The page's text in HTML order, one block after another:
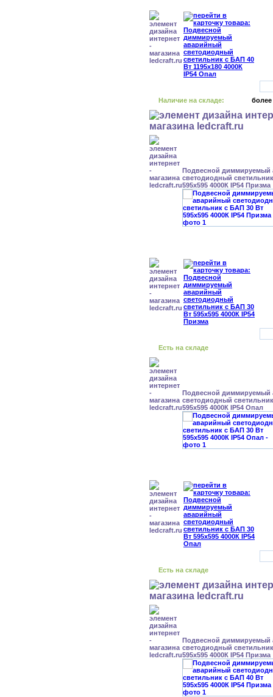
Наличие на складе: более
Подвесной диммируемый
светодиодный
595x595 4000К IP54 Призма
Есть на складе
Подвесной диммируемый
светодиодный
595x595 4000К IP54 Опал
Есть на складе
Подвесной диммируемый
светодиодный
595x595 4000К IP54 Призма